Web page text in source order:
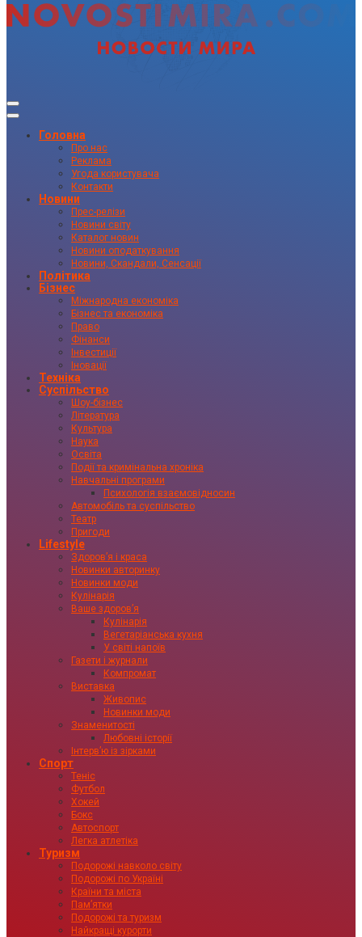
Головна
Про нас
Реклама
Угода користувача
Контакти
Новини
Прес-релізи
Новини світу
Каталог новин
Новини оподаткування
Новини, Скандали, Сенсації
Політика
Бізнес
Міжнародна економіка
Бізнес та економіка
Право
Фінанси
Інвестиції
Іновації
Техніка
Суспільство
Шоу-бізнес
Література
Культура
Наука
Освіта
Події та кримінальна хроніка
Навчальні програми
Психологія взаємовідносин
Автомобіль та суспільство
Театр
Пригоди
Lifestyle
Здоровʼя і краса
Новинки авторинку
Новинки моди
Кулінарія
Ваше здоровʼя
Кулінарія
Вегетаріанська кухня
У світі напоїв
Газети і журнали
Компромат
Виставка
Живопис
Новинки моди
Знаменитості
Любовні історії
Інтервʼю із зірками
Спорт
Теніс
Футбол
Хокей
Бокс
Автоспорт
Легка атлетіка
Туризм
Подорожі навколо світу
Подорожі по Україні
Країни та міста
Пам’ятки
Подорожі та туризм
Найкращі курорти